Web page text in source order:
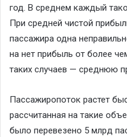
год. В среднем каждый
При средней чистой
пассажира одна
на нет прибыль от более
таких случаев — среднюю
Пассажиропоток растет
рассчитанная на такие
было перевезено 5 млрд